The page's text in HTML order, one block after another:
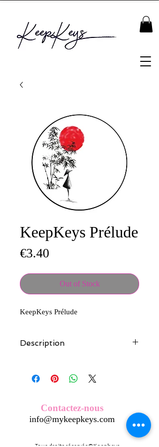
KeepKeys Prélude
€3.40
Out of Stock
KeepKeys Prélude
Description
créés et fabriqués par nos soins.
Nos écussons se composent d'une
haute qualité et d'une pellicule plastique
transparente qui protège du frottement
et de l'eau, et assure ainsi une longivité
Contactez-nous
info@mykeepkeys.com